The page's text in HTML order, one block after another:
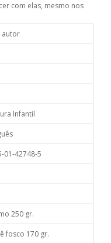
com elas, mesmo nos
autor
Infantil
01-42748-5
250 gr.
fosco 170 gr.